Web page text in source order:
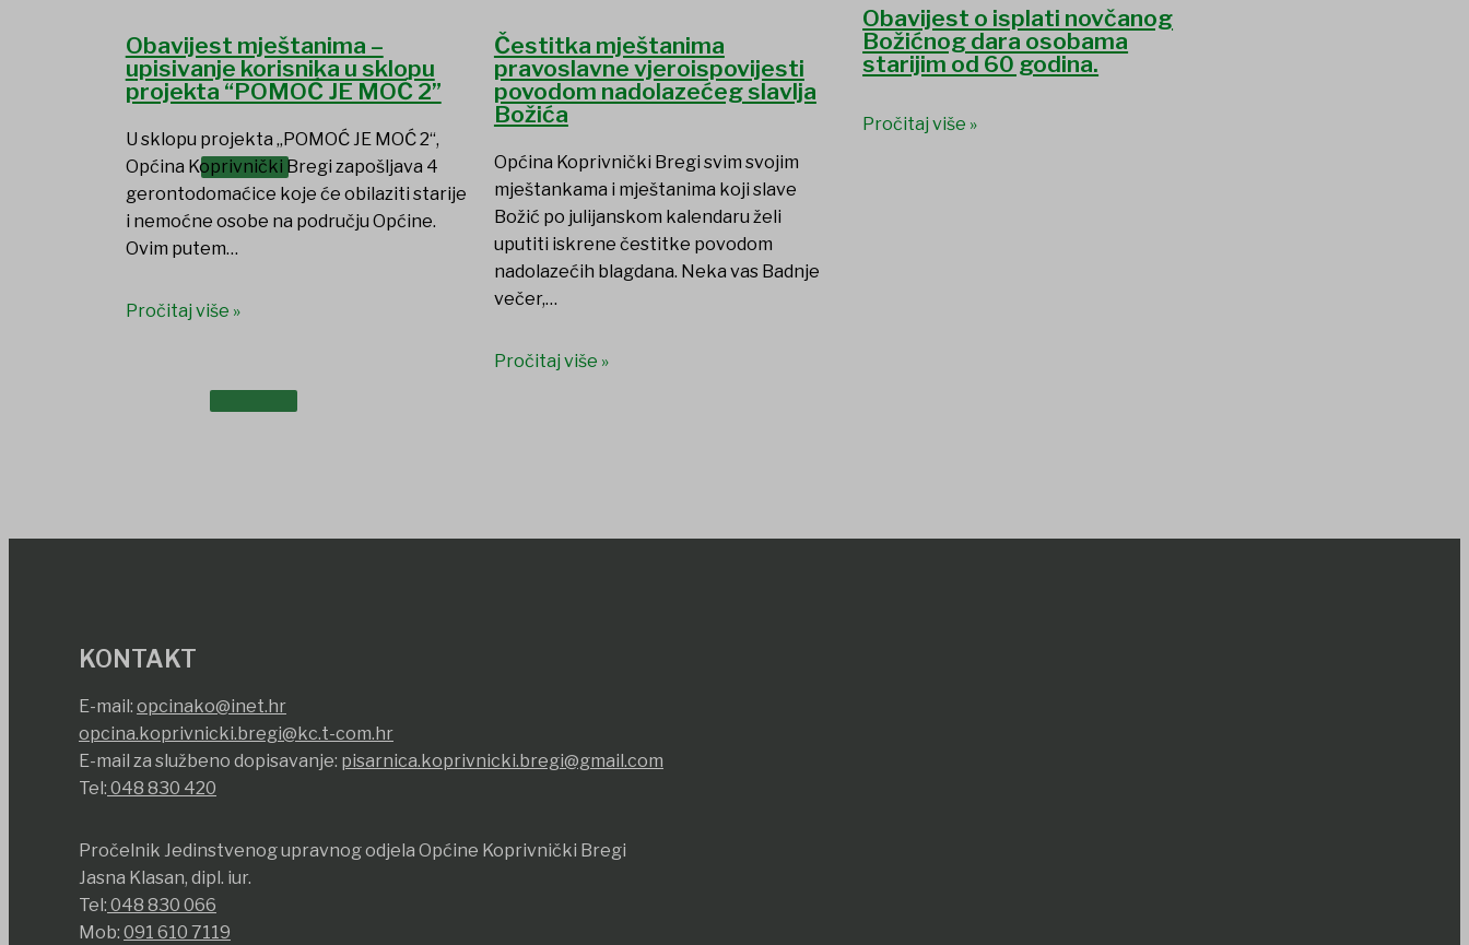
USTANOVE
Obavijest mještanima –
upisivanje korisnika u sklopu
projekta “POMOĆ JE MOĆ 2”
U sklopu projekta „POMOĆ JE MOĆ 2“,
Općina Koprivnički Bregi zapošljava 4
gerontodomaćice koje će obilaziti starije
i nemoćne osobe na području Općine.
Ovim putem…
Pročitaj više »
Čestitka mještanima
pravoslavne vjeroispovijesti
povodom nadolazećeg slavlja
Božića
Općina Koprivnički Bregi svim svojim
mještankama i mještanima koji slave
Božić po julijanskom kalendaru želi
uputiti iskrene čestitke povodom
nadolazećih blagdana. Neka vas Badnje
večer,…
Pročitaj više »
Obavijest o isplati novčanog
Božićnog dara osobama
starijim od 60 godina.
Pročitaj više »
KONTAKT
E-mail: opcinako@inet.hr
opcina.koprivnicki.bregi@kc.t-com.hr
E-mail za službeno dopisavanje: pisarnica.koprivnicki.bregi@gmail.com
Tel: 048 830 420
Pročelnik Jedinstvenog upravnog odjela Općine Koprivnički Bregi
Jasna Klasan, dipl. iur.
Tel: 048 830 066
Mob: 091 610 7119